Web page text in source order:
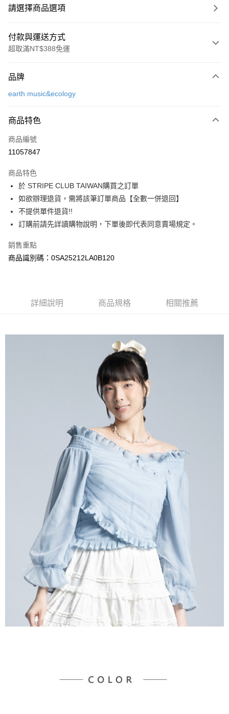
請選擇商品選項
付款與運送方式
超取滿NT$388免運
信用卡一次付款
3 期 0 利率 每期
合作金庫商業銀行
上海商業儲蓄銀行
臺灣中小企業銀行
匯豐（台灣）商業銀行
華泰商業銀行
聯邦商業銀行
遠東國際商業銀行
元大商業銀行
玉山商業銀行
星展（台灣）商業銀行
台灣樂天信用卡公司
超商取貨付款
LINE Pay
Apple Pay
街口支付
悠遊付
大哥付你分期
相關說明
流程，驗證手機門號後，選擇欲分期的期數、繳款截止日，確認付款後即完
消。如遇「轉專審核」未通過狀況，表示未達大哥付你分期系統評分，恕無
1.分期款項不併入電信帳單，「大哥付你分期」於每月結算日後寄送繳費提
2.透過簡訊連結打開帳單後，可選擇「超商條碼／台灣大直營門市／銀行轉
帳／街口支付／iPASS MONEY」等通路繳費。
1.本服務係由「台灣大哥大股份有限公司」（以下簡稱本公司）所提供，讓
用戶於交易時，得透過本服務購買商品或服務，並由商店將買賣／分期付款
買賣價金債權讓與本公司後，依約使用本公司帳單繳交帳款。
2.基於同意付款使用「大哥付你分期」之契約關係目的，商店將以您的個人
資料（包含姓名、電話或地址）提供予台灣大哥大進項蒐集、處理及利用，
由本公司與您本人進行分期帳單所需資料之確認、核對及更正。
3.完整用戶服務條款，請詳閱以下連結：
https://oppay.tw/userRule
【關於「AFTEE先享後付」】
１．簡單：不需註冊會員、不需綁卡、不需儲值。
２．便利：只要手機號碼，簡訊認證，即可結帳。
３．安心：先確認商品／服務後，再付款。
【「AFTEE先享後付」結帳流程】
１．於結帳方式選擇「AFTEE先享後付」後，將跳轉至「AFTEE先享後付」
結帳頁面，進行簡訊認證並確認金額後，即可完成結帳。
２．訂單成立數日內，您將收到繳費通知簡訊。
３．收到繳費通知簡訊後14天內，點擊此簡訊中的連結，可透過四大超商／
ATM／網路銀行／等多元方式進行付款，方視為交易完成。
※ 請注意：結帳手續完成當下不需立刻繳費，但若您需要取消訂單，請聯絡
購買商品的店家。未經商家同意取消之訂單仍視為有效，需透過AFTEE先享
後付繳納相關費用。
※ 交易是否成功請以「AFTEE先享後付 」之結帳頁面顯示為準，若有關於
是否繳費成功／繳費後需取消欲退款等相關疑問，請聯繫「AFTEE先享後付
客戶支援中心」https://netprotections.freshdesk.com/support/home
１．透過由恩沛科技股份有限公司提供之「AFTEE先享後付」服務完成之交
易，需依本服務之必要範圍內提供個人資料，並將交易相關給付款項請求債
權轉讓予恩沛科技股份有限公司。
２．關於個人資料處理事宜，請瀏覽以下網址：
https://aftee.tw/terms/#terms3
３．未成年的使用者請事先徵得法定代理人或監護人之同意方可使用
「AFTEE先享後付」，若未經同意申辦者引起之損失，本公司不負相關責
４．使用「AFTEE先享後付」時，將依據個別帳號之用戶狀況，依本公司即
時審查核予不同之上限額度；若仍有額度不足之情形，本公司將視審查結果
請求用戶進行身份認證。
５．嚴禁一人註冊多個帳號或使用他人資訊註冊。若發現惡意使用之情形，
恩沛科技股份有限公司將有權停止該用戶之使用額度並採取法律行動。
每筆NT$60，滿NT$388(含以上)免運費
每筆NT$60，滿NT$388(含以上)免運費
每筆NT$60，滿NT$888(含以上)免運費
每筆NT$60，滿NT$888(含以上)免運費
7-11取貨付款
每筆NT$60，滿NT$888(含以上)免運費
7-11純取貨
每筆NT$60，滿NT$888(含以上)免運費
每筆NT$90，滿NT$888(含以上)免運費
品牌
earth music&ecology
商品特色
商品編號
11057847
商品特色
於 STRIPE CLUB TAIWAN購買之訂單
如欲辦理退貨，需將該筆訂單商品【全數一併退回】
不提供單件退貨!!
訂購前請先詳讀購物說明，下單後即代表同意賣場規定。
銷售重點
商品識別碼：0SA25212LA0B120
詳細說明 商品規格 相關推薦